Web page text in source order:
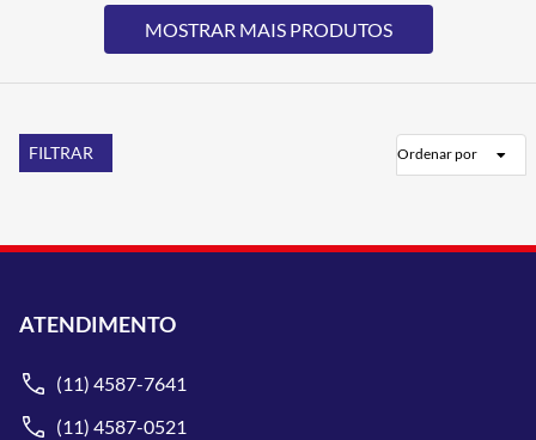
FILTRAR Ordenar por
ATENDIMENTO
(11) 4587-7641
(11) 4587-0521